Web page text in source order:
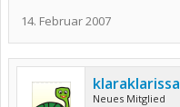
14. Februar 2007
klaraklarissa
Neues Mitglied